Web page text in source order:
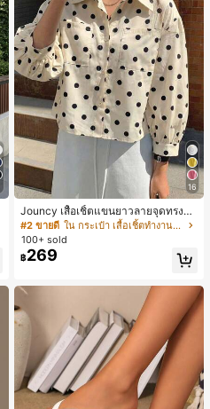
16
Jouncy เสื้อเชิ้ตแขนยาวลายจุดทรงหล
วมสำหรับผู้หญิง
#2 ขายดี
ใน กระเป๋า เสื้อเชิ้ตทำงานมีกระเป๋า
100+ sold
฿269